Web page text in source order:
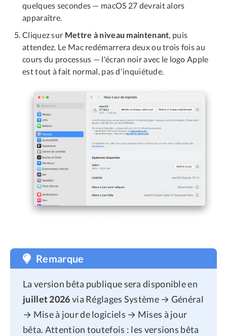
quelques secondes — macOS 27 devrait alors
apparaître.
Cliquez sur Mettre à niveau maintenant, puis
attendez. Le Mac redémarrera deux ou trois fois au
cours du processus — l'écran noir avec le logo Apple
est tout à fait normal, pas d'inquiétude.
Remarque
La version bêta publique sera disponible en
juillet 2026via Réglages Système → Général
→ Mise à jour de logiciels → Mises à jour
bêta. Attention toutefois : les versions bêta